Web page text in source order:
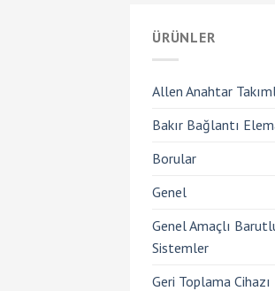
ÜRÜNLER
Allen Anahtar
Bakır Bağlantı
Borular
Genel
Genel Amaçlı
Sistemler
Geri Toplama Cihazı